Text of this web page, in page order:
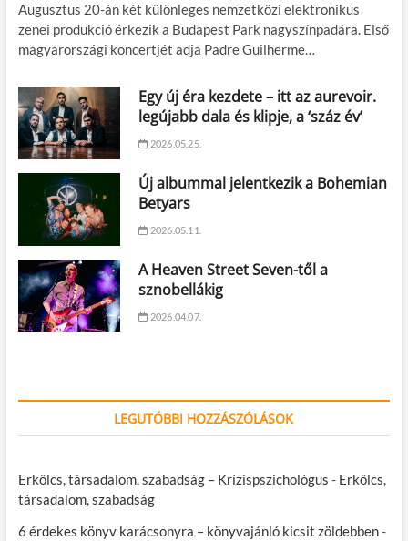
Augusztus 20-án két különleges nemzetközi elektronikus
zenei produkció érkezik a Budapest Park nagyszínpadára. Első
magyarországi koncertjét adja Padre Guilherme…
Egy új éra kezdete – itt az aurevoir.
legújabb dala és klipje, a ‘száz év’
2026.05.25.
Új albummal jelentkezik a Bohemian
Betyars
2026.05.11.
A Heaven Street Seven-től a
sznobellákig
2026.04.07.
LEGUTÓBBI HOZZÁSZÓLÁSOK
Erkölcs, társadalom, szabadság – Krízispszichológus - Erkölcs,
társadalom, szabadság
6 érdekes könyv karácsonyra – könyvajánló kicsit zöldebben-